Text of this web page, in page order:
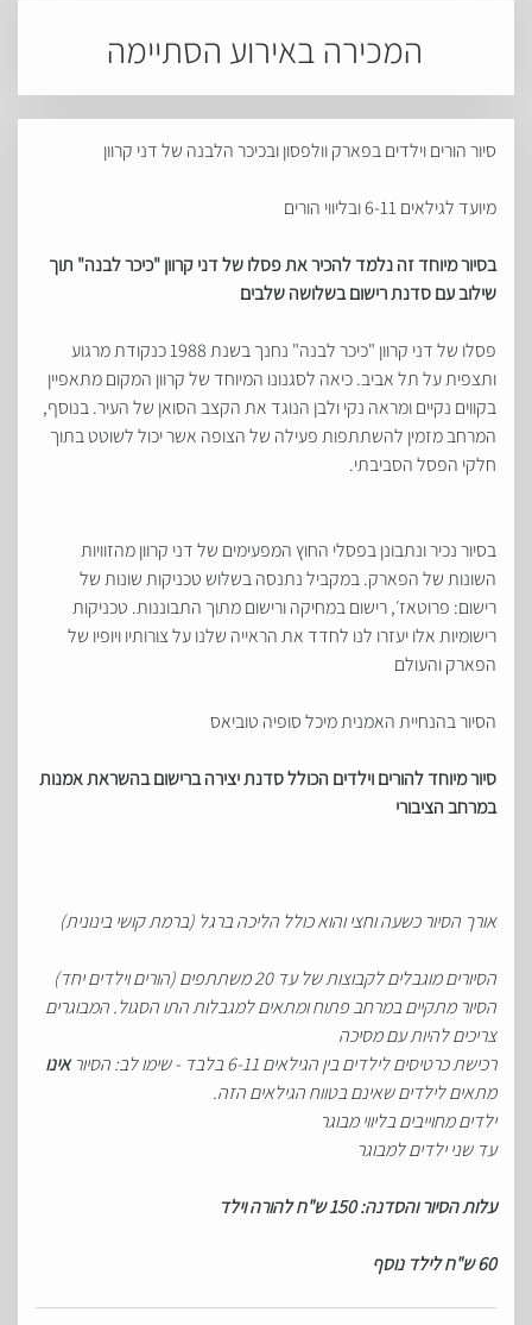
המכירה באירוע הסתיימה
סיור הורים וילדים בפארק וולפסון ובכיכר הלבנה של דני קרוון
מיועד לגילאים 6-11 ובליווי הורים
בסיור מיוחד זה נלמד להכיר את פסלו של דני קרוון "כיכר לבנה" תוך
שילוב עם סדנת רישום בשלושה שלבים
פסלו של דני קרוון "כיכר לבנה" נחנך בשנת 1988 כנקודת מרגוע
ותצפית על תל אביב. כיאה לסגנונו המיוחד של קרוון המקום מתאפיין
בקווים נקיים ומראה נקי ולבן הנוגד את הקצב הסואן של העיר. בנוסף,
המרחב מזמין להשתתפות פעילה של הצופה אשר יכול לשוטט בתוך
חלקי הפסל הסביבתי.
בסיור נכיר ונתבונן בפסלי החוץ המפעימים של דני קרוון מהזוויות
השונות של הפארק. במקביל נתנסה בשלוש טכניקות שונות של
רישום: פרוטאז׳, רישום במחיקה ורישום מתוך התבוננות. טכניקות
רישומיות אלו יעזרו לנו לחדד את הראייה שלנו על צורותיו ויופיו של
הפארק והעולם
הסיור בהנחיית האמנית מיכל סופיה טוביאס
סיור מיוחד להורים וילדים הכולל סדנת יצירה ברישום בהשראת אמנות
במרחב הציבורי
אורך הסיור כשעה וחצי והוא כולל הליכה ברגל (ברמת קושי בינונית)
הסיורים מוגבלים לקבוצות של עד 20 משתתפים (הורים וילדים יחד)
הסיור מתקיים במרחב פתוח ומתאים למגבלות התו הסגול. המבוגרים
צריכים להיות עם מסיכה
רכישת כרטיסים לילדים בין הגילאים 6-11 בלבד - שימו לב: הסיור
אינו
מתאים לילדים שאינם בטווח הגילאים הזה.
ילדים מחוייבים בליווי מבוגר
עד שני ילדים למבוגר
עלות הסיור והסדנה: 150 ש"ח להורה וילד
60 ש"ח לילד נוסף